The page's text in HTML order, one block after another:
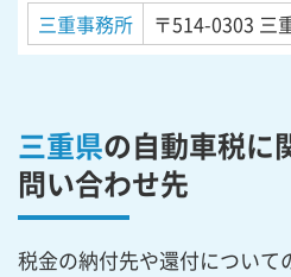
三重事務所 〒514-0303 三
三重県の自動車税に
問い合わせ先
税金の納付先や還付について